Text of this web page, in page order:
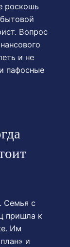
роскошь
Вопрос
и не
пафосные
Семья с
пришла к
Им
и